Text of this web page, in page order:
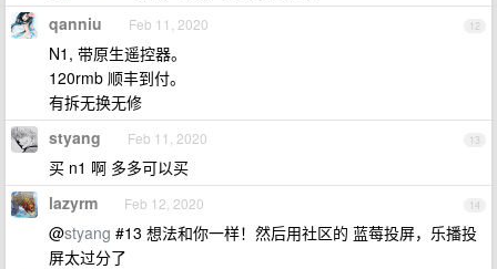
12
qanniu Feb 11, 2020
N1, 带原生遥控器。
120rmb 顺丰到付。
有拆无换无修
13
styang Feb 11, 2020
买 n1 啊 多多可以买
14
lazyrm Feb 12, 2020
@styang #13 想法和你一样！然后用社区的 蓝莓投屏，乐播投
屏太过分了